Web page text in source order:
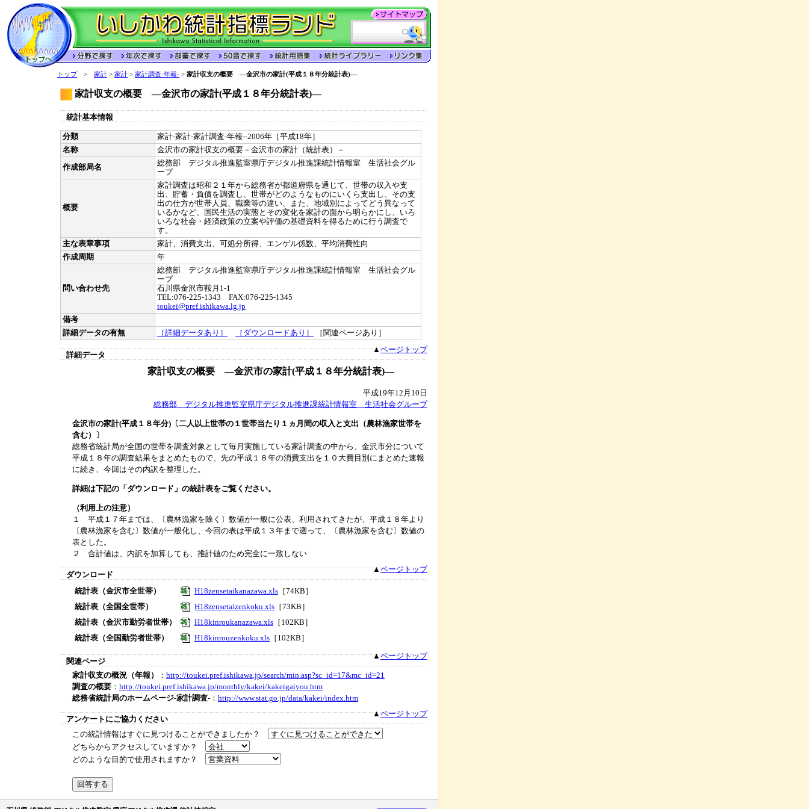
トップ> 家計 > 家計 > 家計調査-年報- > 家計収支の概要 ―金沢市の家計(平成１８年分統計表)―
家計収支の概要 ―金沢市の家計(平成１８年分統計表)―
統計基本情報
分類
家計-家計-家計調査-年報--2006年［平成18年］
名称
金沢市の家計収支の概要－金沢市の家計（統計表）－
作成部局名
総務部 デジタル推進監室県庁デジタル推進課統計情報室 生活社会グル
ープ
概要
家計調査は昭和２１年から総務省が都道府県を通じて、世帯の収入や支
出、貯蓄・負債を調査し、世帯がどのようなものにいくら支出し、その支
出の仕方が世帯人員、職業等の違い、また、地域別によってどう異なって
いるかなど、国民生活の実態とその変化を家計の面から明らかにし、いろ
いろな社会・経済政策の立案や評価の基礎資料を得るために行う調査で
す。
主な表章事項
家計、消費支出、可処分所得、エンゲル係数、平均消費性向
作成周期
年
問い合わせ先
総務部 デジタル推進監室県庁デジタル推進課統計情報室 生活社会グル
ープ
石川県金沢市鞍月1-1
TEL:076-225-1343 FAX:076-225-1345
toukei@pref.ishikawa.lg.jp
備考
詳細データの有無
［詳細データあり］ ［ダウンロードあり］ ［関連ページあり］
詳細データ
▲ページトップ
家計収支の概要 ―金沢市の家計(平成１８年分統計表)―
平成19年12月10日
総務部 デジタル推進監室県庁デジタル推進課統計情報室 生活社会グループ
金沢市の家計(平成１８年分)〔二人以上世帯の１世帯当たり１ヵ月間の収入と支出（農林漁家世帯を
含む）〕
総務省統計局が全国の世帯を調査対象として毎月実施している家計調査の中から、金沢市分について
平成１８年の調査結果をまとめたもので、先の平成１８年の消費支出を１０大費目別にまとめた速報
に続き、今回はその内訳を整理した。
詳細は下記の「ダウンロード」の統計表をご覧ください。
（利用上の注意）
１ 平成１７年までは、〔農林漁家を除く〕数値が一般に公表、利用されてきたが、平成１８年より
〔農林漁家を含む〕数値が一般化し、今回の表は平成１３年まで遡って、〔農林漁家を含む〕数値の
表とした。
２ 合計値は、内訳を加算しても、推計値のため完全に一致しない
ダウンロード
▲ページトップ
統計表（金沢市全世帯） H18zensetaikanazawa.xls ［74KB］
統計表（全国全世帯）
H18zensetaizenkoku.xls ［73KB］
統計表（金沢市勤労者世帯）
H18kinroukanazawa.xls ［102KB］
統計表（全国勤労者世帯）
H18kinrouzenkoku.xls ［102KB］
関連ページ
▲ページトップ
家計収支の概況（年報） ： http://toukei.pref.ishikawa.jp/search/min.asp?sc_id=17&mc_id=21
調査の概要 ： http://toukei.pref.ishikawa.jp/monthly/kakei/kakeigaiyou.htm
総務省統計局のホームページ-家計調査- ： http://www.stat.go.jp/data/kakei/index.htm
アンケートにご協力ください
▲ページトップ
この統計情報はすぐに見つけることができましたか？
どちらからアクセスしていますか？
どのような目的で使用されますか？